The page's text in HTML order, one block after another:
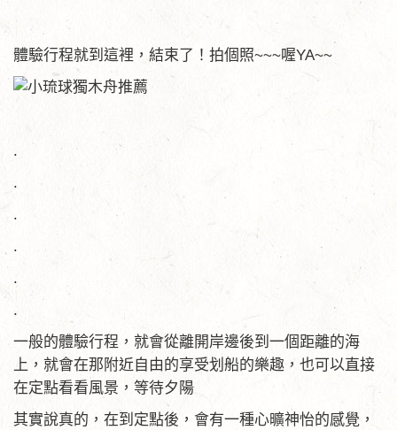
體驗行程就到這裡，結束了！拍個照~~~喔YA~~
.
.
.
.
.
.
一般的體驗行程，就會從離開岸邊後到一個距離的海
上，就會在那附近自由的享受划船的樂趣，也可以直接
在定點看看風景，等待夕陽
其實說真的，在到定點後，會有一種心曠神怡的感覺，